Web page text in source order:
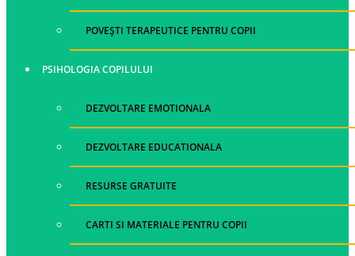
POVEȘTI TERAPEUTICE PENTRU COPII
PSIHOLOGIA COPILULUI
DEZVOLTARE EMOTIONALA
DEZVOLTARE EDUCATIONALA
RESURSE GRATUITE
CARTI SI MATERIALE PENTRU COPII